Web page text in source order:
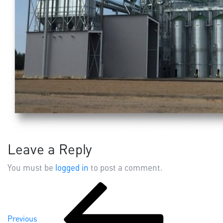
Leave a Reply
You must be logged in to post a comment.
Previous